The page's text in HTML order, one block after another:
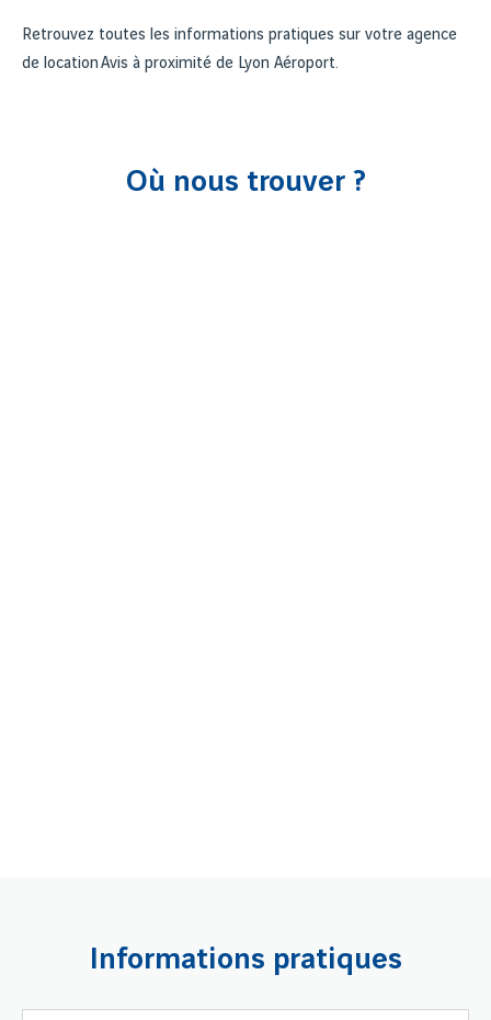
Retrouvez toutes les informations pratiques sur votre agence
de location Avis à proximité de Lyon Aéroport.
Où nous trouver ?
Informations pratiques